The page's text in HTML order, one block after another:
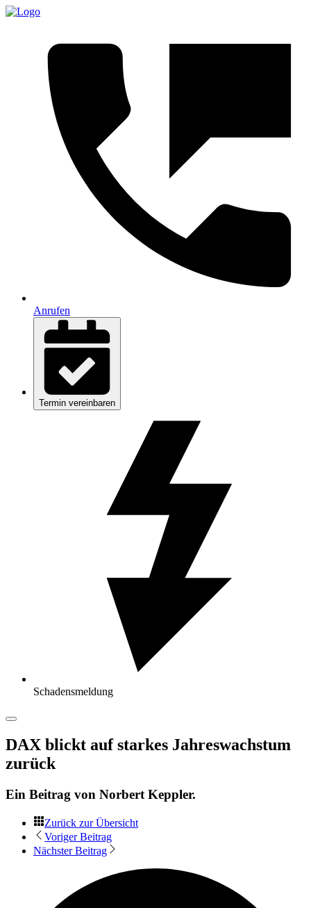
Anrufen
Termin vereinbaren
Schadensmeldung
DAX blickt auf starkes Jahreswachstum
zurück
Ein Beitrag von Norbert Keppler.
Zurück zur Übersicht
Voriger Beitrag
Nächster Beitrag